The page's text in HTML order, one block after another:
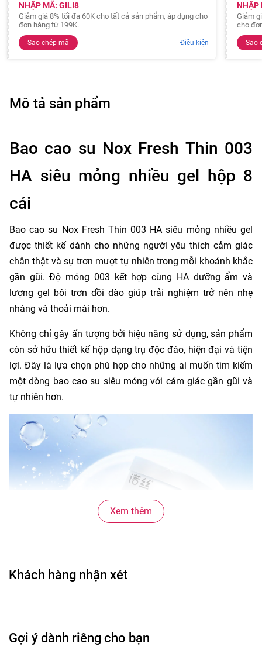
NHẬP MÃ: GILI8
Giảm giá 8% tối đa 60K cho tất cả sản phẩm, áp dụng cho
đơn hàng từ 199K.
Sao chép mã Điều kiện
NHẬP
Giảm
cho
Sao
Mô tả sản phẩm
Bao cao su Nox Fresh Thin 003
HA siêu mỏng nhiều gel hộp 8
cái
Bao cao su Nox Fresh Thin 003 HA siêu mỏng nhiều gel
được thiết kế dành cho những người yêu thích cảm giác
chân thật và sự trơn mượt tự nhiên trong mỗi khoảnh khắc
gần gũi. Độ mỏng 003 kết hợp cùng HA dưỡng ẩm và
lượng gel bôi trơn dồi dào giúp trải nghiệm trở nên nhẹ
nhàng và thoải mái hơn.
Không chỉ gây ấn tượng bởi hiệu năng sử dụng, sản phẩm
còn sở hữu thiết kế hộp dạng trụ độc đáo, hiện đại và tiện
lợi. Đây là lựa chọn phù hợp cho những ai muốn tìm kiếm
một dòng bao cao su siêu mỏng với cảm giác gần gũi và
tự nhiên hơn.
Xem thêm
Khách hàng nhận xét
Gợi ý dành riêng cho bạn